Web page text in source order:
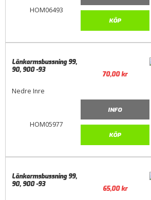
HOM06493
KÖP
HOM05977
Länkarmsbussning 99,
90, 900 -93
Nedre Inre
70,00kr
INFO
KÖP
Länkarmsbussning 99,
90, 900 -93
65,00kr